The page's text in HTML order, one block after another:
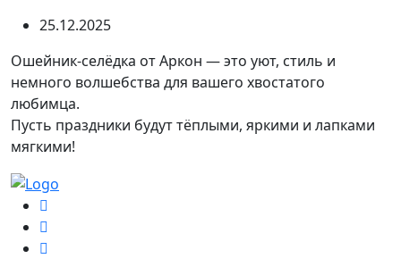
25.12.2025
Ошейник-селёдка от Аркон — это уют, стиль и
немного волшебства для вашего хвостатого
любимца.
Пусть праздники будут тёплыми, яркими и лапками
мягкими!